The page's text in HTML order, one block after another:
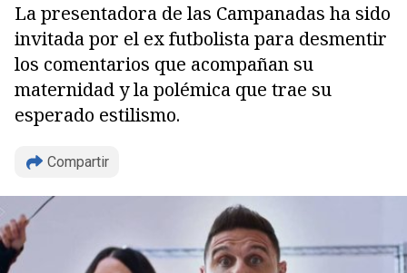
La presentadora de las Campanadas ha sido
invitada por el ex futbolista para desmentir
los comentarios que acompañan su
maternidad y la polémica que trae su
esperado estilismo.
Compartir
Copiar